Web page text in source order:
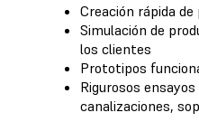
Creación rápida
Simulación de
los clientes
Prototipos
Rigurosos
canalizaciones,